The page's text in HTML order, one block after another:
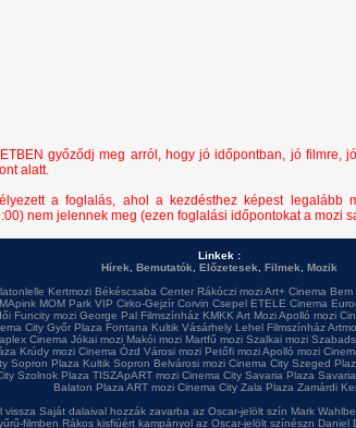
győződj meg arról, hogy jó időpontban, jó filmre,
alatt.
a foglalás, ahol a kezdésthez képest
nem jelennek meg (ezen foglalási időpontokat a mozi
Linkek :
Hírek
Bemutatók Előzetesek Filmek
Mozik
Kertmozi Békéscsaba Center Rákóczi mozi Art+ Cinema Bem
MOM Park VIP Cirko-Gejzír Corvin Csepel ETELE Cinema
Funcity mozi George Pal Filmszínház KMKK Art MoziApolló mozi
City Győr Plaza Fontana Kultik Vásárhely Lehel Filmszínház
Cinema Jókai mozi Makói mozi Martfű mozi Szalkai mozi
Krúdy mozi Cinema Ózd Városi mozi Petőfi mozi Apolló mozi
Sopron Plaza Kultik Sopron Belvárosi mozi Cinema City Szeged
Szolnok Plaza TISZApART mozi Cinema City Savaria Plaza
Balaton Plaza ART mozi Cinema City Zala Plaza Zamárdi
vissza Saját dalaival hozzák zavarba az Oscar-jelölt szín Mark
filmben Rákos kisfiúért kampányol az Oscar-jelölt színészn Daniel